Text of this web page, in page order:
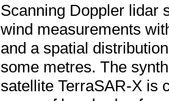
Scanning Doppler lidar
wind measurements
and a spatial
some metres. The
satellite TerraSAR-X is